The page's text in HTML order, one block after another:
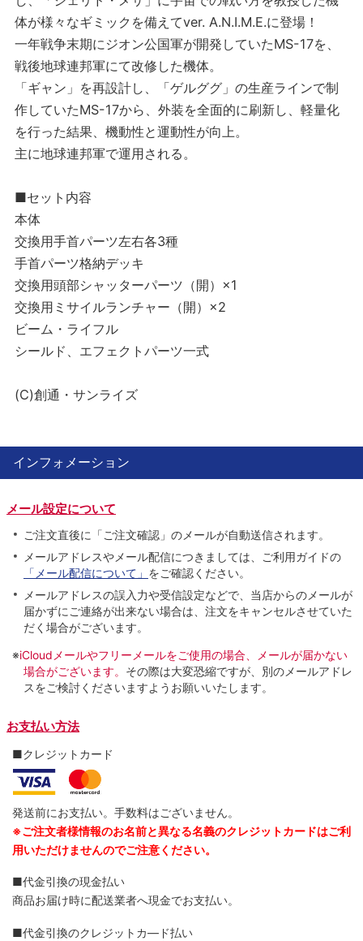
体が様々なギミックを備えてver. A.N.I.M.E.に登場！
一年戦争末期にジオン公国軍が開発していたMS-17を、
戦後地球連邦軍にて改修した機体。
「ギャン」を再設計し、「ゲルググ」の生産ラインで制
作していたMS-17から、外装を全面的に刷新し、軽量化
を行った結果、機動性と運動性が向上。
主に地球連邦軍で運用される。
■セット内容
本体
交換用手首パーツ左右各3種
手首パーツ格納デッキ
交換用頭部シャッターパーツ（開）×1
交換用ミサイルランチャー（開）×2
ビーム・ライフル
シールド、エフェクトパーツ一式
(C)創通・サンライズ
インフォメーション
メール設定について
ご注文直後に「ご注文確認」のメールが自動送信されます。
メールアドレスやメール配信につきましては、ご利用ガイドの
「メール配信について」 をご確認ください。
メールアドレスの誤入力や受信設定などで、当店からのメールが
届かずにご連絡が出来ない場合は、注文をキャンセルさせていた
だく場合がございます。
※iCloudメールやフリーメールをご使用の場合、メールが届かない
場合がございます。 その際は大変恐縮ですが、別のメールアドレ
スをご検討くださいますようお願いいたします。
お支払い方法
■クレジットカード
発送前にお支払い。手数料はございません。
※ご注文者様情報のお名前と異なる名義のクレジットカードはご利
用いただけませんのでご注意ください。
■代金引換の現金払い
商品お届け時に配送業者へ現金でお支払い。
■代金引換のクレジットカ―ド払い